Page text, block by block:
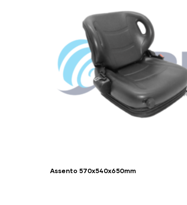
Assento 570x540x650mm